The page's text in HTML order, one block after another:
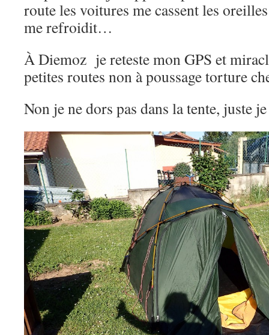
route les voitures me cassent les
me refroidit…
À Diemoz je reteste mon GPS et
petites routes non à poussage torture
Non je ne dors pas dans la tente, juste